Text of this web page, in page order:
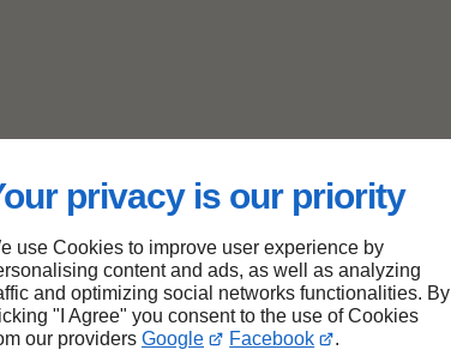
privacy is our priority
use Cookies to improve user experience by
content and ads, as well as analyzing
and optimizing social networks functionalities. By
"I Agree" you consent to the use of Cookies
our providers Google Facebook .